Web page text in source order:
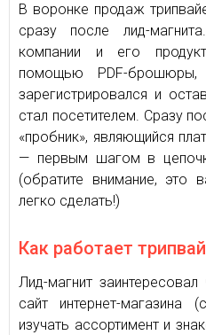
В воронке продаж
сразу после лид-
компании и его
помощью PDF-
зарегистрировался и
стал посетителем. Сразу
«пробник», являющийся
— первым шагом в
(обратите внимание,
легко сделать!)
Как работает
Лид-магнит
сайт интернет-магазина
изучать ассортимент и